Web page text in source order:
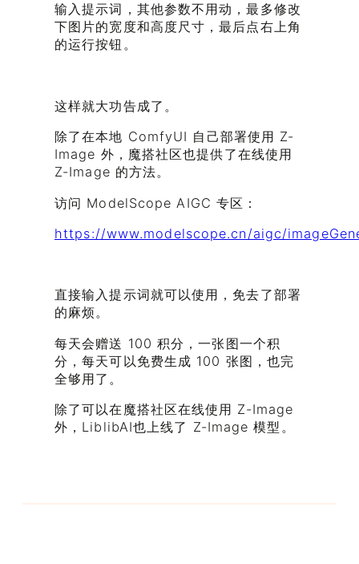
输入提示词，其他参数不用动，最多修改
下图片的宽度和高度尺寸，最后点右上角
的运行按钮。
这样就大功告成了。
除了在本地 ComfyUI 自己部署使用 Z-
Image 外，魔搭社区也提供了在线使用
Z-Image 的方法。
访问 ModelScope AIGC 专区：
https://www.modelscope.cn/aigc/
直接输入提示词就可以使用，免去了部署
的麻烦。
每天会赠送 100 积分，一张图一个积
分，每天可以免费生成 100 张图，也完
全够用了。
除了可以在魔搭社区在线使用 Z-Image
外，LiblibAI也上线了 Z-Image 模型。